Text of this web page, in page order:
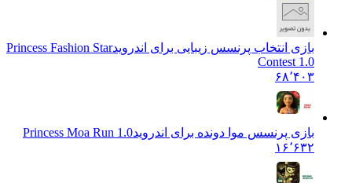
بازی انتخاب پرنسس زیبایی برای اندرویدPrincess Fashion Star
Contest 1.0
۶۸٬۴۰۳
بازی پرنسس موا دونده برای اندرویدPrincess Moa Run 1.0
۱۶٬۶۳۲